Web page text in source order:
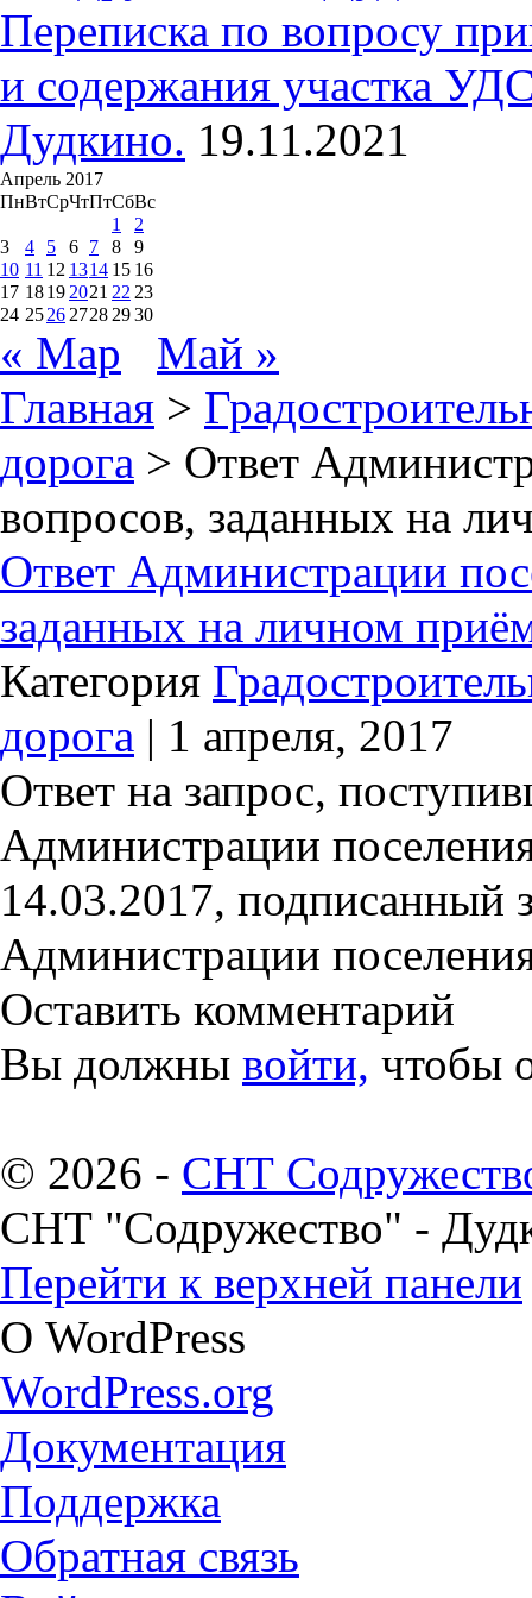
Переписка по вопросу
и содержания участка
Дудкино. 19.11.2021
Апрель 2017
ПнВтСрЧтПтСбВс
1
2
3
4 5 6 7 8
9
10 11 12 1314 15 16
17 1819 2021 22 23
24 2526 2728 2930
« Мар
Май »
Главная >
дорога > Ответ
вопросов, заданных на
Ответ Администрации
заданных на личном
Категория
дорога | 1 апреля, 2017
Ответ на запрос,
Администрации
14.03.2017, подписанный
Администрации
Оставить комментарий
Вы должны войти, чтобы
© 2026 - СНТ
СНТ "Содружество" -
Перейти к верхней панели
О WordPress
WordPress.org
Документация
Поддержка
Обратная связь